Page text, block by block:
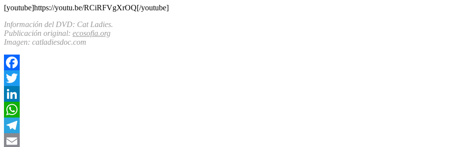
[youtube]https://youtu.be/RCiRFVgXrOQ[/youtube]
Información del DVD: Cat Ladies.
Publicación original: ecosofia.org
Imagen: catladiesdoc.com
Facebook
Twitter
LinkedIn
WhatsApp
Telegram